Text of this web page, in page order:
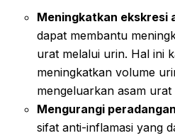
Meningkatkan ekskresi
dapat membantu
urat melalui urin. Hal ini
meningkatkan volume
mengeluarkan asam
Mengurangi
sifat anti-inflamasi yang